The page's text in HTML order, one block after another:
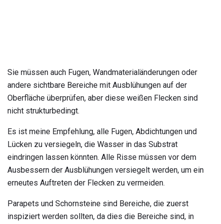
Sie müssen auch Fugen, Wandmaterialänderungen oder
andere sichtbare Bereiche mit Ausblühungen auf der
Oberfläche überprüfen, aber diese weißen Flecken sind
nicht strukturbedingt.
Es ist meine Empfehlung, alle Fugen, Abdichtungen und
Lücken zu versiegeln, die Wasser in das Substrat
eindringen lassen könnten. Alle Risse müssen vor dem
Ausbessern der Ausblühungen versiegelt werden, um ein
erneutes Auftreten der Flecken zu vermeiden.
Parapets und Schornsteine ​​sind Bereiche, die zuerst
inspiziert werden sollten, da dies die Bereiche sind, in